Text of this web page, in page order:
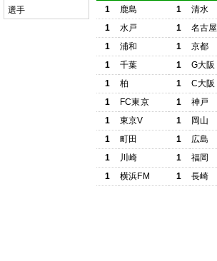
選手
1 鹿島 1
清水
1
水戸 1
名古屋
1
浦和 1
京都
1
千葉 1
G大阪
1
柏 1
C大阪
1
FC東京 1
神戸
1
東京V 1
岡山
1
町田 1
広島
1
川崎 1
福岡
1
横浜FM 1 長崎